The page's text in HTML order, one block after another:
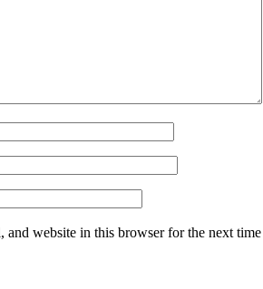
and website in this browser for the next time